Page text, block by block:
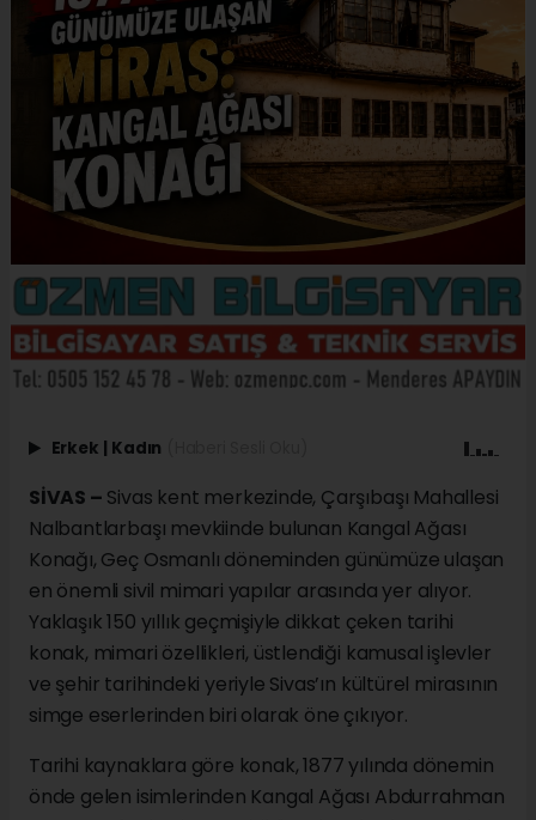
Erkek Kadın
SİVAS – Sivas kent merkezinde, Çarşıbaşı Mahallesi
Nalbantlarbaşı mevkiinde bulunan Kangal Ağası
Konağı, Geç Osmanlı döneminden günümüze ulaşan
en önemli sivil mimari yapılar arasında yer alıyor.
Yaklaşık 150 yıllık geçmişiyle dikkat çeken tarihi
konak, mimari özellikleri, üstlendiği kamusal işlevler
ve şehir tarihindeki yeriyle Sivas’ın kültürel mirasının
simge eserlerinden biri olarak öne çıkıyor.
Tarihi kaynaklara göre konak, 1877 yılında dönemin
önde gelen isimlerinden Kangal Ağası Abdurrahman